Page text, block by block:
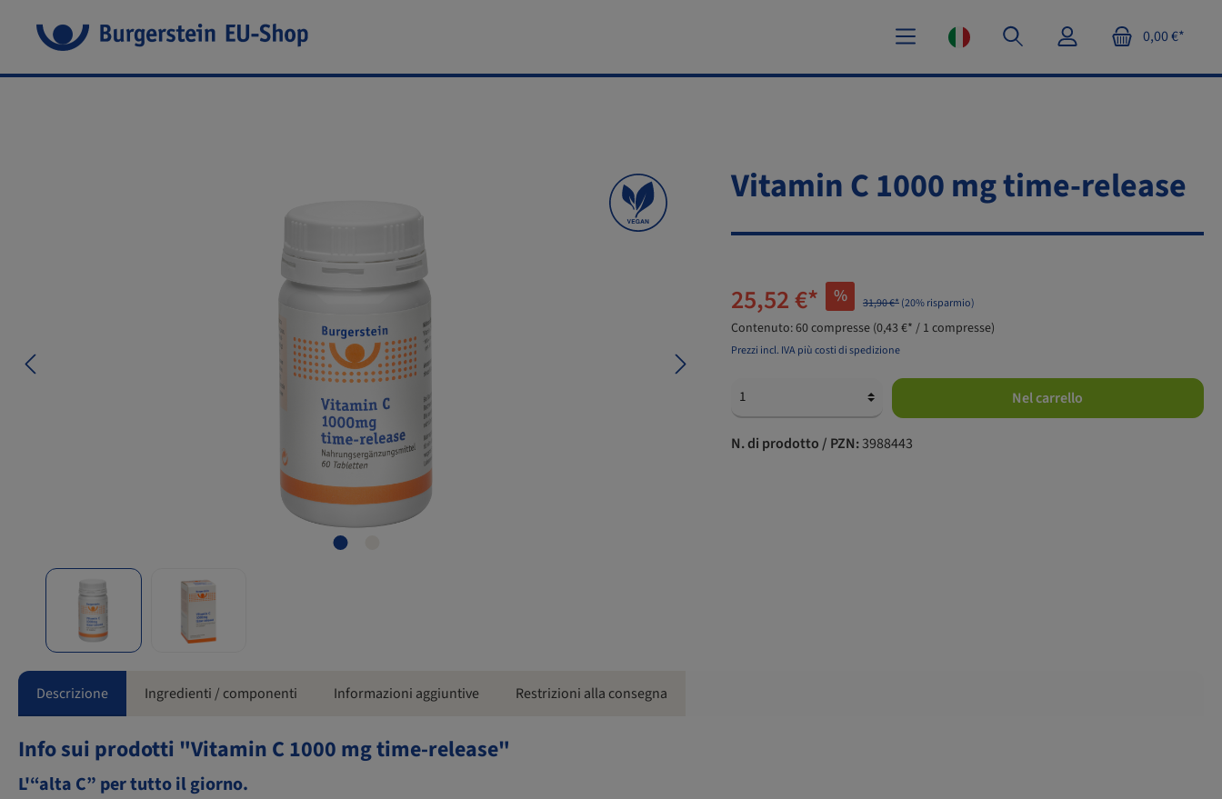
0,00 €*
Vitamin C 1000 mg time-release
25,52 €* % 31,90 €*(20% risparmio)
Contenuto:60 compresse (0,43 €* / 1 compresse)
Prezzi incl. IVA più costi di spedizione
Nel carrello
N. di prodotto / PZN:3988443
Descrizione Ingredienti / componenti Informazioni aggiuntive Restrizioni alla consegna
Info sui prodotti "Vitamin C 1000 mg time-release"
L'“alta C” per tutto il giorno.